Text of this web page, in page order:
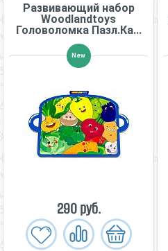
Развивающий набор
Woodlandtoys
Головоломка Пазл.Ка...
New
290 руб.